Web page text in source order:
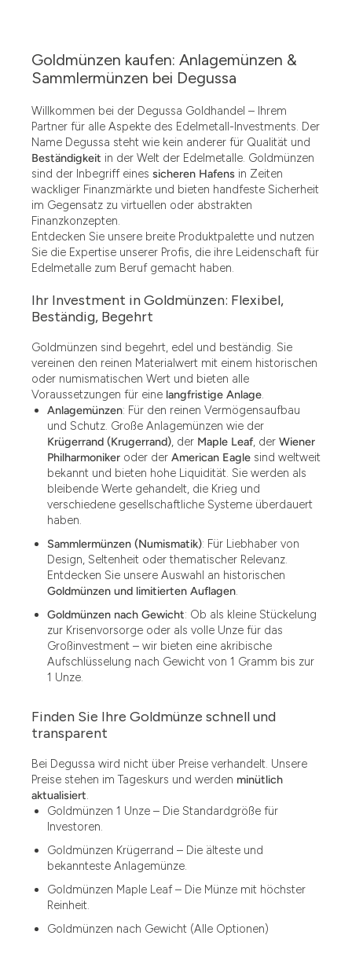
1.49
1.87
12.15
13.77
15.55
15.60
Goldmünzen kaufen: Anlagemünzen &
Sammlermünzen bei Degussa
Willkommen bei der Degussa Goldhandel – Ihrem
Partner für alle Aspekte des Edelmetall-Investments. Der
Name Degussa steht wie kein anderer für Qualität und
Beständigkeit in der Welt der Edelmetalle. Goldmünzen
sind der Inbegriff eines sicheren Hafens in Zeiten
wackliger Finanzmärkte und bieten handfeste Sicherheit
im Gegensatz zu virtuellen oder abstrakten
Finanzkonzepten.
Entdecken Sie unsere breite Produktpalette und nutzen
Sie die Expertise unserer Profis, die ihre Leidenschaft für
Edelmetalle zum Beruf gemacht haben.
Ihr Investment in Goldmünzen: Flexibel,
Beständig, Begehrt
Goldmünzen sind begehrt, edel und beständig. Sie
vereinen den reinen Materialwert mit einem historischen
oder numismatischen Wert und bieten alle
Voraussetzungen für eine langfristige Anlage.
Anlagemünzen: Für den reinen Vermögensaufbau
und Schutz. Große Anlagemünzen wie der
Krügerrand (Krugerrand), der Maple Leaf, der Wiener
Philharmoniker oder der American Eagle sind weltweit
bekannt und bieten hohe Liquidität. Sie werden als
bleibende Werte gehandelt, die Krieg und
verschiedene gesellschaftliche Systeme überdauert
haben.
Sammlermünzen (Numismatik): Für Liebhaber von
Design, Seltenheit oder thematischer Relevanz.
Entdecken Sie unsere Auswahl an historischen
Goldmünzen und limitierten Auflagen.
Goldmünzen nach Gewicht: Ob als kleine Stückelung
zur Krisenvorsorge oder als volle Unze für das
Großinvestment – wir bieten eine akribische
Aufschlüsselung nach Gewicht von 1 Gramm bis zur
1 Unze.
Finden Sie Ihre Goldmünze schnell und
transparent
Bei Degussa wird nicht über Preise verhandelt. Unsere
Preise stehen im Tageskurs und werden minütlich
aktualisiert.
Goldmünzen 1 Unze – Die Standardgröße für
Investoren.
Goldmünzen Krügerrand – Die älteste und
bekannteste Anlagemünze.
Goldmünzen Maple Leaf – Die Münze mit höchster
Reinheit.
Goldmünzen nach Gewicht (Alle Optionen)